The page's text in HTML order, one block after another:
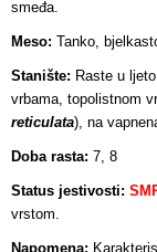
smeđa.
Meso: Tanko,
Stanište: Raste u
vrbama, topolistnom
reticulata), na
Doba rasta: 7, 8
Status jestivosti:
vrstom.
Napomena: